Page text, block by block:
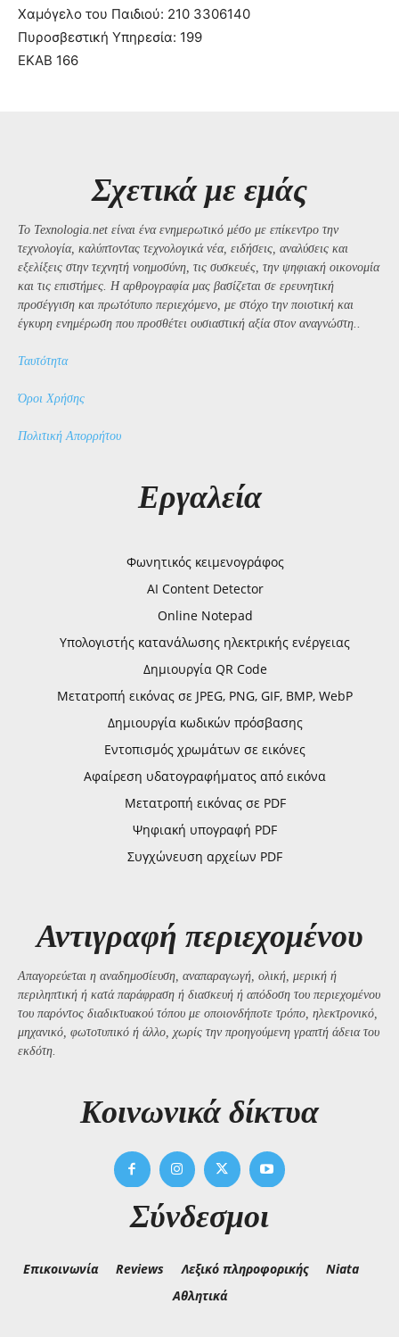
Χαμόγελο του Παιδιού: 210 3306140
Πυροσβεστική Υπηρεσία: 199
ΕΚΑΒ 166
Σχετικά με εμάς
Το Texnologia.net είναι ένα ενημερωτικό μέσο με επίκεντρο την
τεχνολογία, καλύπτοντας τεχνολογικά νέα, ειδήσεις, αναλύσεις και
εξελίξεις στην τεχνητή νοημοσύνη, τις συσκευές, την ψηφιακή οικονομία
και τις επιστήμες. Η αρθρογραφία μας βασίζεται σε ερευνητική
προσέγγιση και πρωτότυπο περιεχόμενο, με στόχο την ποιοτική και
έγκυρη ενημέρωση που προσθέτει ουσιαστική αξία στον αναγνώστη..
Ταυτότητα
Όροι Χρήσης
Πολιτική Απορρήτου
Εργαλεία
Φωνητικός κειμενογράφος
AI Content Detector
Online Notepad
Υπολογιστής κατανάλωσης ηλεκτρικής ενέργειας
Δημιουργία QR Code
Μετατροπή εικόνας σε JPEG, PNG, GIF, BMP, WebP
Δημιουργία κωδικών πρόσβασης
Εντοπισμός χρωμάτων σε εικόνες
Αφαίρεση υδατογραφήματος από εικόνα
Μετατροπή εικόνας σε PDF
Ψηφιακή υπογραφή PDF
Συγχώνευση αρχείων PDF
Αντιγραφή περιεχομένου
Απαγορεύεται η αναδημοσίευση, αναπαραγωγή, ολική, μερική ή
περιληπτική ή κατά παράφραση ή διασκευή ή απόδοση του περιεχομένου
του παρόντος διαδικτυακού τόπου με οποιονδήποτε τρόπο, ηλεκτρονικό,
μηχανικό, φωτοτυπικό ή άλλο, χωρίς την προηγούμενη γραπτή άδεια του
εκδότη.
Kοινωνικά δίκτυα
Σύνδεσμοι
Επικοινωνία Reviews Λεξικό πληροφορικής
Niata
Αθλητικά